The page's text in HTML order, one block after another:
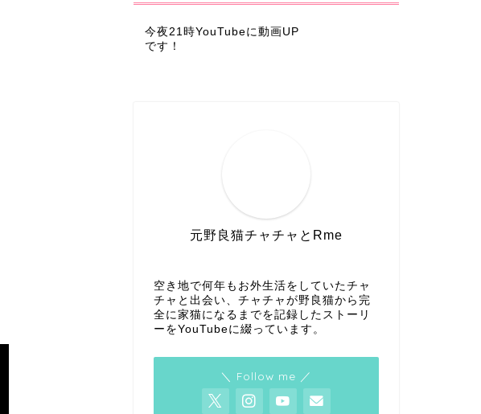
今夜21時YouTubeに動画UP
です！
元野良猫チャチャとRme
空き地で何年もお外生活をしていたチャ
チャと出会い、チャチャが野良猫から完
全に家猫になるまでを記録したストーリ
ーをYouTubeに綴っています。
＼ Follow me ／